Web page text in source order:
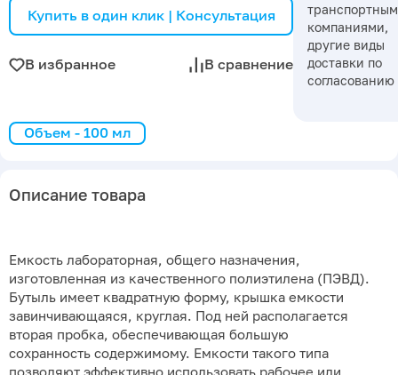
Купить в один клик | Консультация
В избранное В сравнение
компаниями,
другие виды
доставки по
согласованию
Объем - 100 мл
Описание товара
Емкость лабораторная, общего назначения,
изготовленная из качественного полиэтилена (ПЭВД).
Бутыль имеет квадратную форму, крышка емкости
завинчивающаяся, круглая. Под ней располагается
вторая пробка, обеспечивающая большую
сохранность содержимому. Емкости такого типа
позволяют эффективно использовать рабочее или